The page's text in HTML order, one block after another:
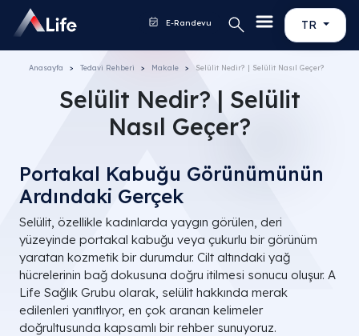
TR
E-Randevu
Anasayfa Tedavi Rehberi Makale Selülit Nedir? | Selülit Nasıl Geçer?
Selülit Nedir? | Selülit
Nasıl Geçer?
Portakal Kabuğu Görünümünün
Ardındaki Gerçek
Selülit, özellikle kadınlarda yaygın görülen, deri
yüzeyinde portakal kabuğu veya çukurlu bir görünüm
yaratan kozmetik bir durumdur. Cilt altındaki yağ
hücrelerinin bağ dokusuna doğru itilmesi sonucu oluşur. A
Life Sağlık Grubu olarak, selülit hakkında merak
edilenleri yanıtlıyor, en çok aranan kelimeler
doğrultusunda kapsamlı bir rehber sunuyoruz.